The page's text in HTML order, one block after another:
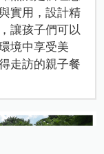
實用，設計精
讓孩子們可以
境中享受美
走訪的親子餐